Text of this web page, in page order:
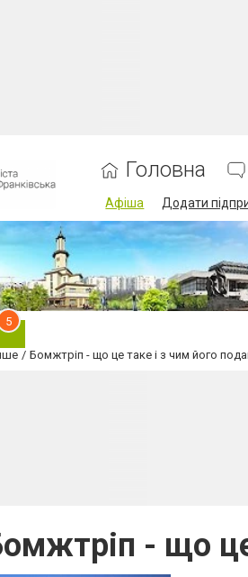
Головна
Афіша Додати
5
Бомжтріп - що це таке і з чим його
- що